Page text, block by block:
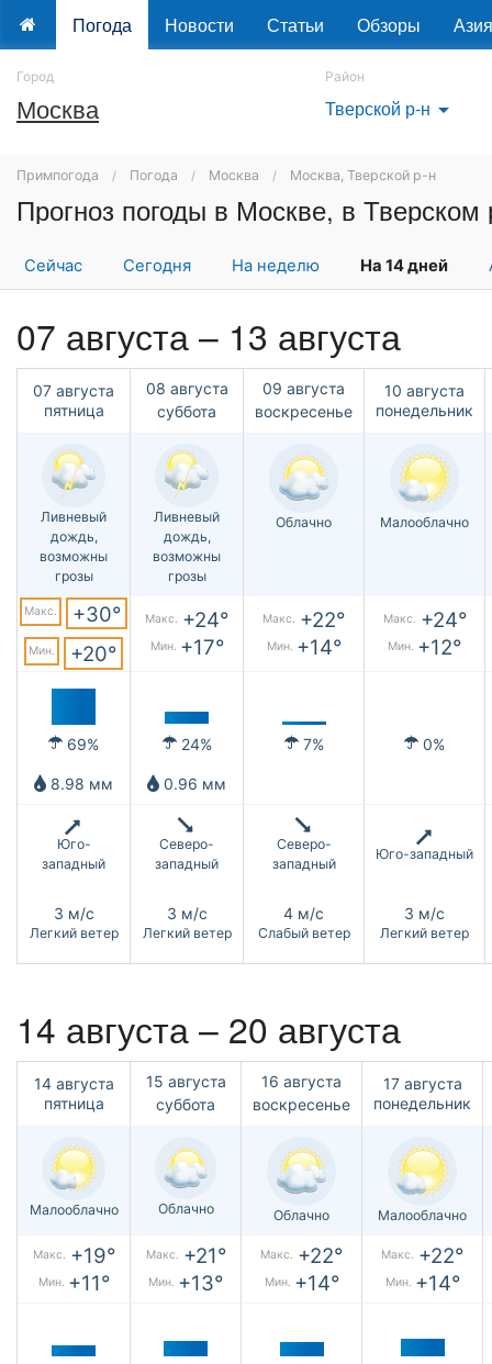
Погода Новости Статьи Обзоры Азия
Город
Москва
Район
Тверской р-н arrow_drop_down
Примпогода Погода Москва Москва, Тверской р-н
Прогноз погоды в Москве, в
Сейчас Сегодня На неделю На 14 дней
07 августа – 13 августа
07 августа
пятница
08 августа
суббота
09 августа
воскресенье
10 августа
понедельник
Ливневый
дождь,
возможны
грозы
Ливневый
дождь,
возможны
грозы
Облачно Малооблачно
Макс. +30°
Мин. +20°
Макс. +24°
Мин. +17°
Макс. +22°
Мин. +14°
Макс. +24°
Мин. +12°
69% 24% 7% 0%
8.98 мм 0.96 мм
Юго-
западный
Северо-
западный
Северо-
западный
Юго-западный
3 м/с
Легкий ветер
3 м/с
Легкий ветер
4 м/с
Слабый ветер
3 м/с
Легкий ветер
14 августа – 20 августа
14 августа
пятница
15 августа
суббота
16 августа
воскресенье
17 августа
понедельник
Малооблачно Облачно Облачно Малооблачно
Макс. +19°
Мин. +11°
Макс. +21°
Мин. +13°
Макс. +22°
Мин. +14°
Макс. +22°
Мин. +14°